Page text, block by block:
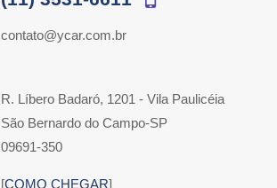
contato@ycar.com.br
R. Líbero Badaró, 1201 - Vila Paulicéia
São Bernardo do Campo-SP
09691-350
[COMO CHEGAR]